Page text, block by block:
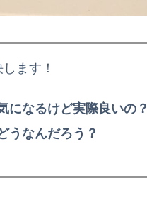
ます！
になるけど実際良いの？
うなんだろう？